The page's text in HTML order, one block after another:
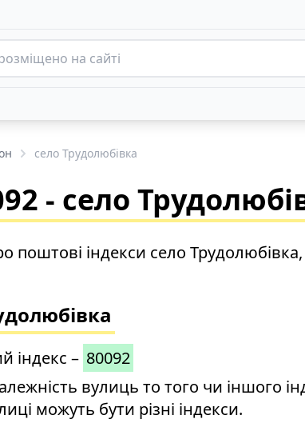
село Трудолюбівка
- село
поштові індекси село
індекс – 80092
вулиць то того чи іншого
можуть бути різні індекси.